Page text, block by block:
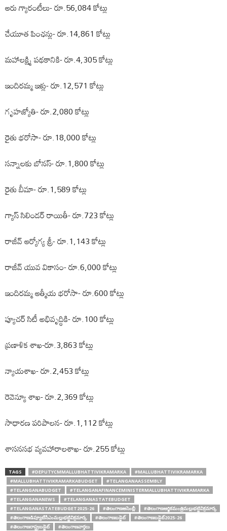
ఆరు గ్యారంటీలు- రూ.56,084 కోట్లు
చేయూత పింఛన్లు- రూ.14,861 కోట్లు
మహాలక్ష్మి పథకానికి- రూ.4,305 కోట్లు
ఇందిరమ్మ ఇళ్లు- రూ.12,571 కోట్లు
గృహజ్యోతి- రూ.2,080 కోట్లు
రైతు భరోసా- రూ.18,000 కోట్లు
సన్నాలకు బోనస్- రూ.1,800 కోట్లు
రైతు బీమా- రూ.1,589 కోట్లు
గ్యాస్ సిలిండర్ రాయితీ- రూ.723 కోట్లు
రాజీవ్ ఆర్యోగ్య శ్రీ- రూ.1,143 కోట్లు
రాజీవ్ యువ వికాసం- రూ.6,000 కోట్లు
ఇందిరమ్మ ఆత్మీయ భరోసా- రూ.600 కోట్లు
ప్యూచర్ సిటీ అభివృద్ధికి- రూ.100 కోట్లు
ప్రణాళిక శాఖ-రూ.3,863 కోట్లు
న్యాయశాఖ- రూ.2,453 కోట్లు
రెవెన్యూ శాఖ- రూ.2,369 కోట్లు
సాధారణ పరిపాలన- రూ.1,112 కోట్లు
శాసనసభ వ్యవహారాలశాఖ- రూ.255 కోట్లు
TAGS #DEPUTYCMMALLUBHATTIVIKRAMARKA
#MALLUBHATTIVIKRAMARKA
#MALLUBHATTIVIKRAMARKABUDGET
#TELANGANAASSEMBLY
#TELANGANABUDGET
#TELANGANAFINANCEMINISTERMALLUBHATTIVIKRAMARKA
#TELANGANANEWS
#TELANGANASTATEBUDGET
#TELANGANASTATEBUDGET2025-26
#తెలంగాణఅసెంబ్లీ
#తెలంగాణఆర్థికమంత్రిమల్లుభట్టివిక్రమార్క
#తెలంగాణడిప్యూటీసీఎంమల్లుభట్టివిక్రమార్క
#తెలంగాణబడ్జెట్
#తెలంగాణబడ్జెట్2025-26
#తెలంగాణరాష్ట్రబడ్జెట్
#తెలంగాణవార్తలు